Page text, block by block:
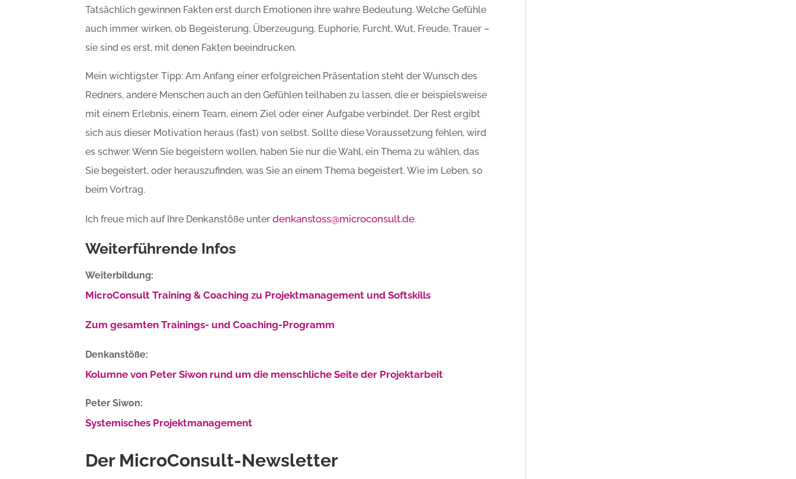
Tatsächlich gewinnen Fakten erst durch Emotionen ihre wahre Bedeutung. Welche Gefühle
auch immer wirken, ob Begeisterung, Überzeugung, Euphorie, Furcht, Wut, Freude, Trauer –
sie sind es erst, mit denen Fakten beeindrucken.
Mein wichtigster Tipp: Am Anfang einer erfolgreichen Präsentation steht der Wunsch des
Redners, andere Menschen auch an den Gefühlen teilhaben zu lassen, die er beispielsweise
mit einem Erlebnis, einem Team, einem Ziel oder einer Aufgabe verbindet. Der Rest ergibt
sich aus dieser Motivation heraus (fast) von selbst. Sollte diese Voraussetzung fehlen, wird
es schwer. Wenn Sie begeistern wollen, haben Sie nur die Wahl, ein Thema zu wählen, das
Sie begeistert, oder herauszufinden, was Sie an einem Thema begeistert. Wie im Leben, so
beim Vortrag.
Ich freue mich auf Ihre Denkanstöße unterdenkanstoss@microconsult.de.
Weiterführende Infos
Weiterbildung:
MicroConsult Training & Coaching zu Projektmanagement und Softskills
Zum gesamten Trainings- und Coaching-Programm
Denkanstöße:
Kolumne von Peter Siwon rund um die menschliche Seite der Projektarbeit
Peter Siwon:
Systemisches Projektmanagement
Der MicroConsult-Newsletter